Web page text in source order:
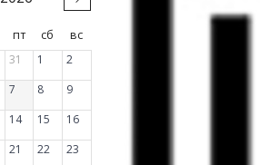
пт сб
вс
31 1
2
7 8
9
14 15
16
21 22
23